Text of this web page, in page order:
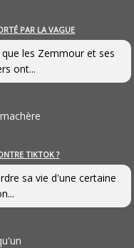
PAR LA VAGUE
les Zemmour et ses
ont...
TIKTOK ?
sa vie d'une certaine